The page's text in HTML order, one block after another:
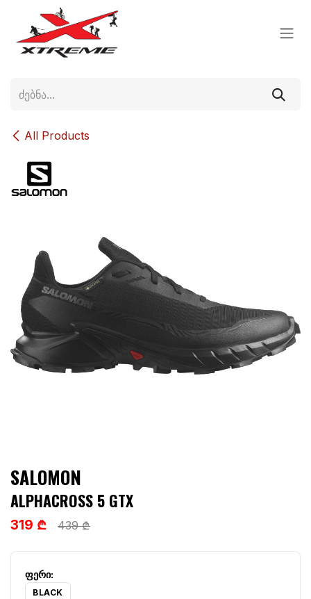
Skip to Content
All Products
SALOMON
ALPHACROSS 5 GTX
319 ₾ 439 ₾
BLACK